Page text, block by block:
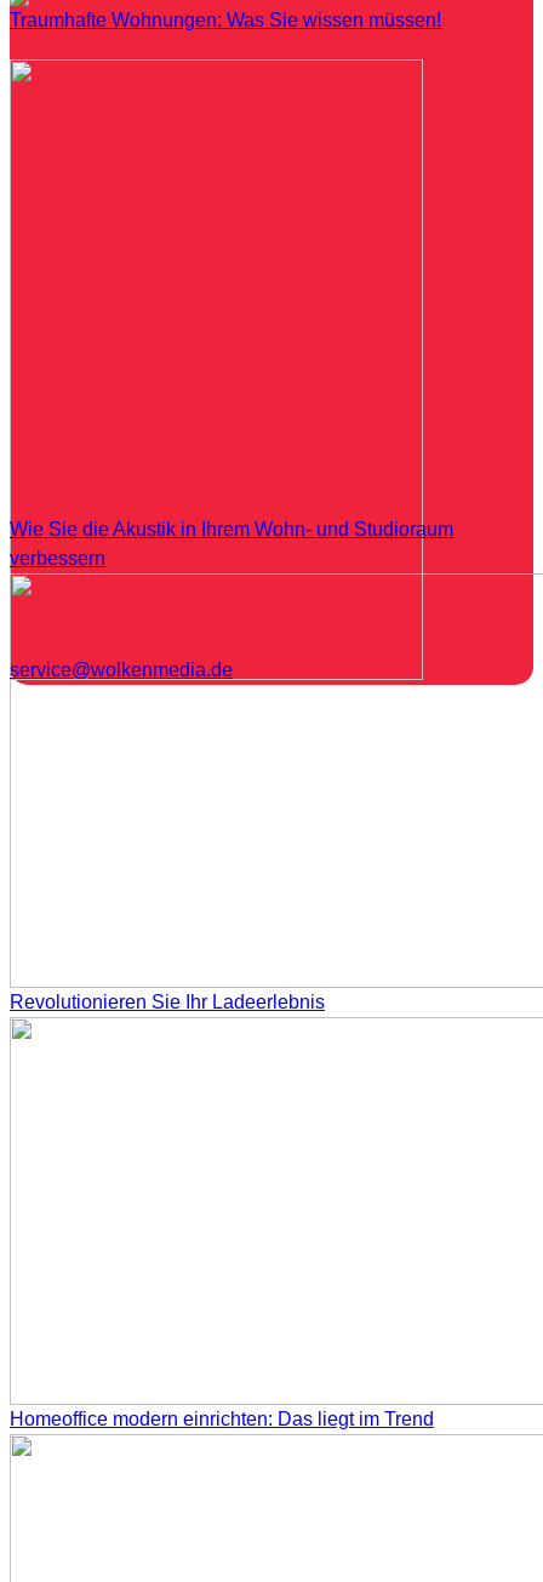
Traumhafte Wohnungen: Was Sie wissen müssen!
Wie Sie die Akustik in Ihrem Wohn- und Studioraum
verbessern
Revolutionieren Sie Ihr Ladeerlebnis
Homeoffice modern einrichten: Das liegt im Trend
service@wolkenmedia.de